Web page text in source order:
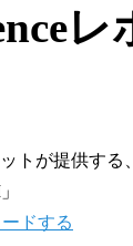
レ
トが提供す
ドする